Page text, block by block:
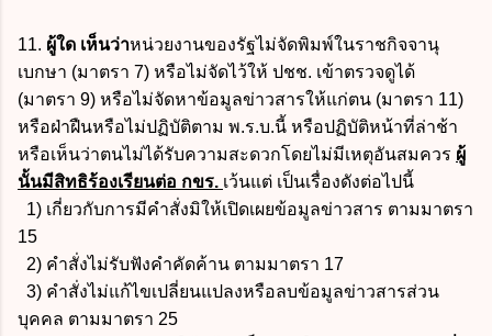
11. ผู้ใด เห็นว่าหน่วยงานของรัฐไม่จัดพิมพ์ในราชกิจจานุ
เบกษา (มาตรา 7) หรือไม่จัดไว้ให้ ปชช. เข้าตรวจดูได้
(มาตรา 9) หรือไม่จัดหาข้อมูลข่าวสารให้แก่ตน (มาตรา 11)
หรือฝ่าฝืนหรือไม่ปฏิบัติตาม พ.ร.บ.นี้ หรือปฏิบัติหน้าที่ล่าช้า
หรือเห็นว่าตนไม่ได้รับความสะดวกโดยไม่มีเหตุอันสมควร ผู้
นั้นมีสิทธิร้องเรียนต่อ กขร. เว้นแต่ เป็นเรื่องดังต่อไปนี้
1) เกี่ยวกับการมีคำสั่งมิให้เปิดเผยข้อมูลข่าวสาร ตามมาตรา
15
2) คำสั่งไม่รับฟังคำคัดค้าน ตามมาตรา 17
3) คำสั่งไม่แก้ไขเปลี่ยนแปลงหรือลบข้อมูลข่าวสารส่วน
บุคคล ตามมาตรา 25